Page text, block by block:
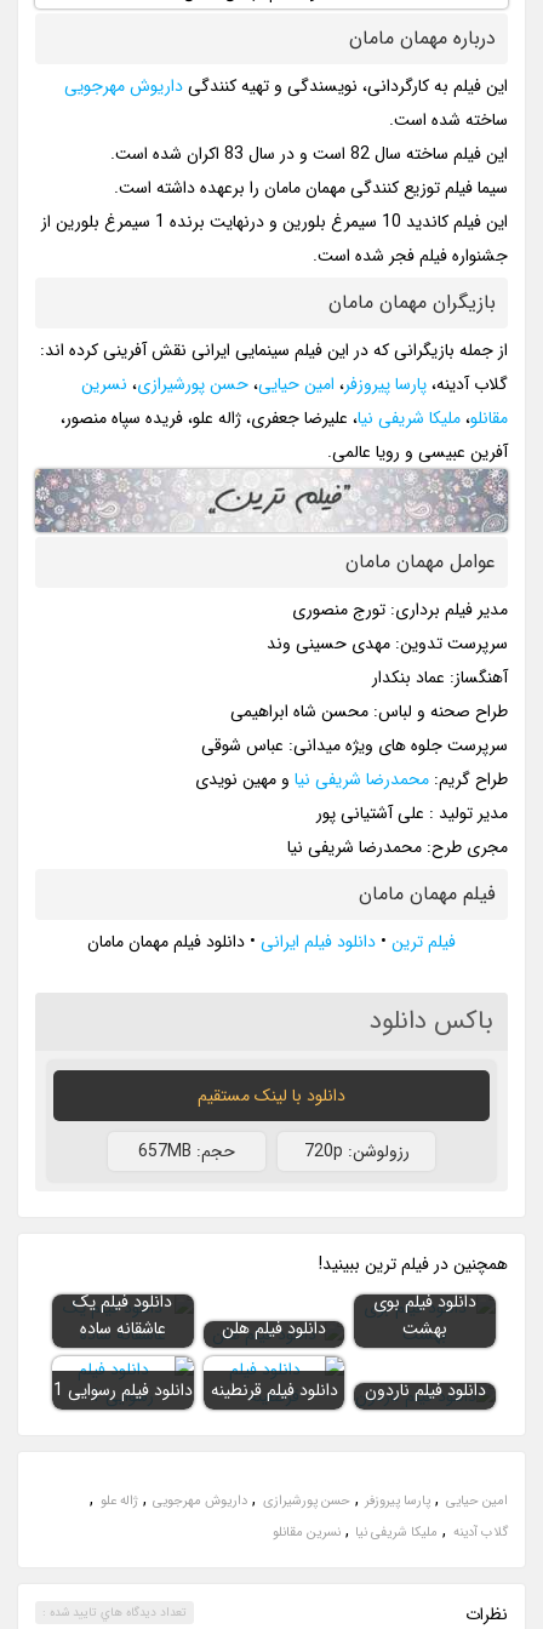
درباره مهمان مامان
این فیلم به کارگردانی، نویسندگی و تهیه کنندگیداریوش مهرجویی
ساخته شده است.
این فیلم ساخته سال 82 است و در سال 83 اکران شده است.
سیما فیلم توزیع کنندگی مهمان مامان را برعهده داشته است.
این فیلم کاندید 10 سیمرغ بلورین و درنهایت برنده 1 سیمرغ بلورین از
جشنواره فیلم فجر شده است.
بازیگران مهمان مامان
از جمله بازیگرانی که در این فیلم سینمایی ایرانی نقش آفرینی کرده اند:
گلاب آدینه،پارسا پیروزفر، امین حیایی،حسن پورشیرازی، نسرین
مقانلو،ملیکا شریفی نیا، علیرضا جعفری، ژاله علو، فریده سپاه منصور،
آفرین عبیسی و رویا عالمی.
عوامل مهمان مامان
مدیر فیلم برداری: تورج منصوری
سرپرست تدوین: مهدی حسینی وند
آهنگساز: عماد بنکدار
طراح صحنه و لباس: محسن شاه ابراهیمی
سرپرست جلوه های ویژه میدانی: عباس شوقی
طراح گریم:محمدرضا شریفی نیا و مهین نویدی
مدیر تولید : علی آشتیانی پور
مجری طرح: محمدرضا شریفی نیا
فیلم مهمان مامان
فیلم ترین • دانلود فیلم ایرانی • دانلود فیلم مهمان مامان
باکس دانلود
دانلود با لينک مستقيم
رزولوشن: 720p حجم: 657MB
همچنين در فيلم ترين ببينيد!
دانلود فیلم بوی
بهشت
دانلود فیلم هلن
دانلود فیلم یک
عاشقانه ساده
دانلود فیلم ناردون دانلود فیلم قرنطینه دانلود فیلم رسوایی 1
امین حیایی , پارسا پیروزفر ,حسن پورشیرازی , داریوش مهرجویی ,ژاله علو ,
گلاب آدینه , ملیکا شریفی نیا ,نسرین مقانلو
نظرات تعداد ديدگاه هاي تاييد شده :